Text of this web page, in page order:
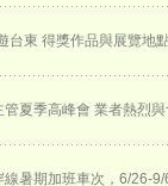
台東 得獎作品與展覽地
管夏季高峰會 業者熱烈
線暑期加班車次，6/26-